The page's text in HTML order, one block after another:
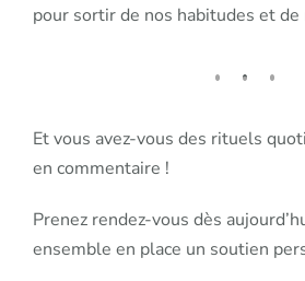
pour sortir de nos habitudes et de
Et vous avez-vous des rituels
en commentaire !
Prenez rendez-vous dès
ensemble en place un soutien